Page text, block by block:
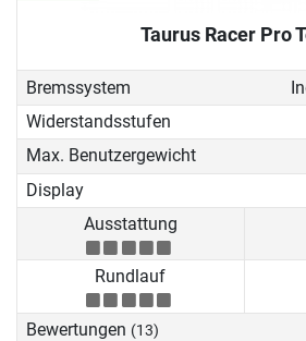
Taurus Racer Pro
Bremssystem
Widerstandsstufen
Max. Benutzergewicht
Display
Ausstattung
Rundlauf
Bewertungen (13)